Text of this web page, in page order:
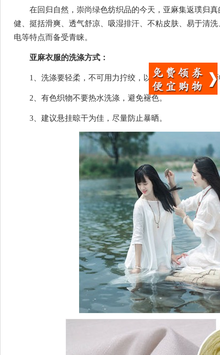
在回归自然，崇尚绿色纺织品的今天，亚麻集返璞归
健、挺括滑爽、透气舒凉、吸湿排汗、不粘皮肤、易于清
电等特点而备受青睐。
亚麻衣服的洗涤方式：
1、洗涤要轻柔，不可用力拧绞，以免面料纤维组织受
2、有色织物不要热水洗涤，避免褪色。
3、建议悬挂晾干为佳，尽量防止暴晒。